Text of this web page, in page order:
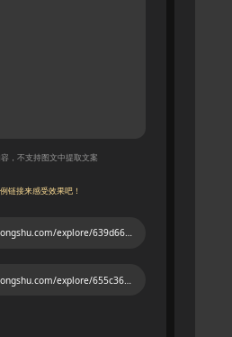
，不支持图文中提取文案
链接来感受效果吧！
https://www.xiaohongshu.com/explore/639d669c000000001f00e23f?xsec_token=ABlpIsSyYnHLYmkTvd5iRGAn9F3EsysFqy5l-l_8re8rk=&xsec_source=pc_user
https://www.xiaohongshu.com/explore/655c3612000000000f0263d3?xsec_token=ABiGyxfBTEbT7NTU403FI_FZM5prgepPr8vBb4K6R5So4=&xsec_source=pc_user